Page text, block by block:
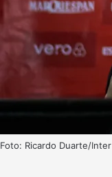
Foto: Ricardo Duarte/Inter